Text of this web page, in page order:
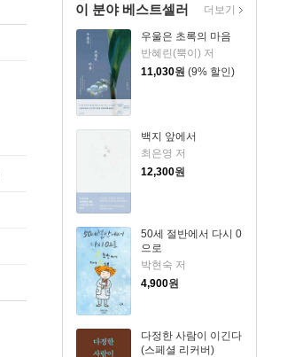
이 분야 베스트셀러
우울은 초록의 마음
반혜린(뿍이) 저
11,030원 (9% 할인)
백지 앞에서
최은영 저
12,300원
50세 절반에서 다시 0
으로
박현숙 저
4,900원
다정한 사람이 이긴다
(스페셜 리커버)
더보기